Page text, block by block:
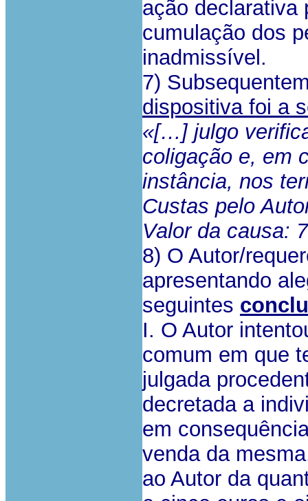
ação declarativa
cumulação dos
inadmissível.
7)
dispositiva foi a
«[…] julgo
coligação e, em
instância, nos
Custas pelo
Valor da causa:
8) O Autor/
apresentando
seguintes
I. O Autor
comum em que
julgada
decretada a
em
venda da
ao Autor da